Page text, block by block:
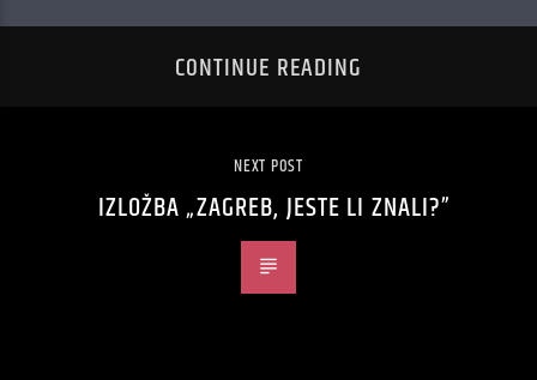
CONTINUE READING
NEXT POST
IZLOŽBA „ZAGREB, JESTE LI ZNALI?”